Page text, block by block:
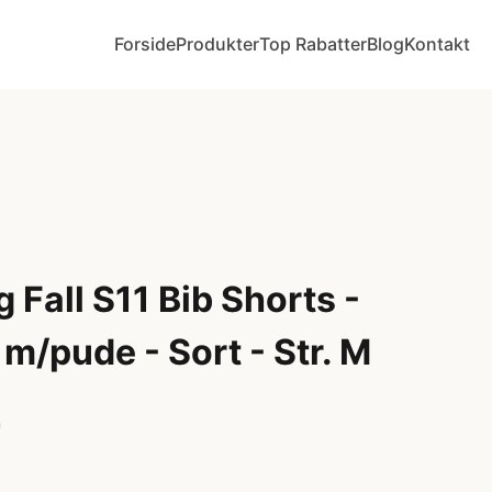
ForsideProdukterTop RabatterBlogKontakt
Fall S11 Bib Shorts -
pude - Sort - Str. M